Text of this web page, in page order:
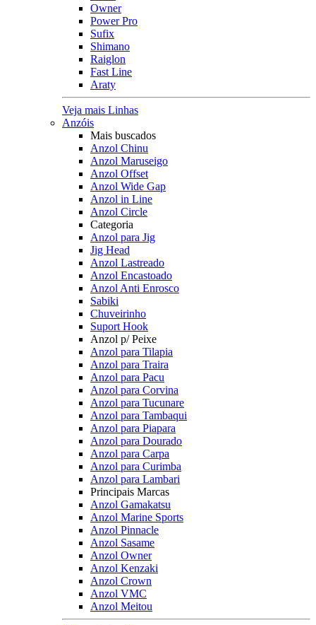
Owner
Power Pro
Sufix
Shimano
Raiglon
Fast Line
Araty
Veja mais Linhas
Anzóis
Mais buscados
Anzol Chinu
Anzol Maruseigo
Anzol Offset
Anzol Wide Gap
Anzol in Line
Anzol Circle
Categoria
Anzol para Jig
Jig Head
Anzol Lastreado
Anzol Encastoado
Anzol Anti Enrosco
Sabiki
Chuveirinho
Suport Hook
Anzol p/ Peixe
Anzol para Tilapia
Anzol para Traira
Anzol para Pacu
Anzol para Corvina
Anzol para Tucunare
Anzol para Tambaqui
Anzol para Piapara
Anzol para Dourado
Anzol para Carpa
Anzol para Curimba
Anzol para Lambari
Principais Marcas
Anzol Gamakatsu
Anzol Marine Sports
Anzol Pinnacle
Anzol Sasame
Anzol Owner
Anzol Kenzaki
Anzol Crown
Anzol VMC
Anzol Meitou